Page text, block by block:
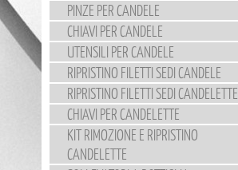
PINZE PER CANDELE
CHIAVI PER CANDELE
UTENSILI PER CANDELE
RIPRISTINO FILETTI SEDI CANDELE
RIPRISTINO FILETTI SEDI CANDELETTE
CHIAVI PER CANDELETTE
KIT RIMOZIONE E RIPRISTINO
CANDELETTE